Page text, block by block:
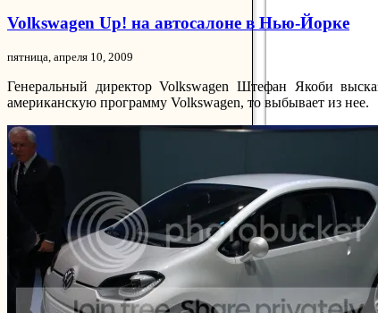
Volkswagen Up! на автосалоне в Нью-Йорке
пятница, апреля 10, 2009
Генеральный директор Volkswagen Штефан Якоби
американскую программу Volkswagen, то выбывает из нее.